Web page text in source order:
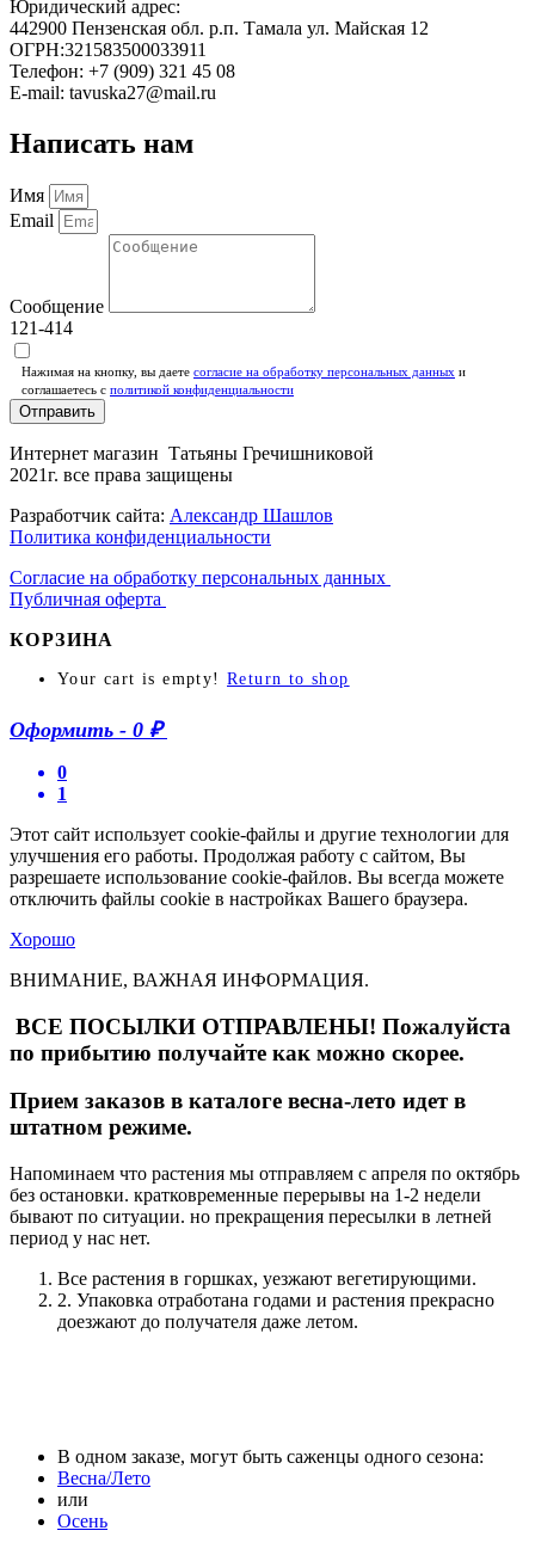
Юридический адрес:
442900 Пензенская обл. р.п. Тамала ул. Майская 12
ОГРН:321583500033911
Телефон: +7 (909) 321 45 08
E-mail: tavuska27@mail.ru
Написать нам
Имя
Email
Сообщение
121-414
Нажимая на кнопку, вы даете согласие на обработку персональных данных и
соглашаетесь c политикой конфиденциальности
Отправить
Интернет магазин Татьяны Гречишниковой
2021г. все права защищены
Разработчик сайта: Александр Шашлов
Политика конфиденциальности
Согласие на обработку персональных данных
Публичная оферта
КОРЗИНА
Your cart is empty! Return to shop
Оформить - 0 ₽
0
1
Этот сайт использует cookie-файлы и другие технологии для
улучшения его работы. Продолжая работу с сайтом, Вы
разрешаете использование cookie-файлов. Вы всегда можете
отключить файлы cookie в настройках Вашего браузера.
Хорошо
ВНИМАНИЕ, ВАЖНАЯ ИНФОРМАЦИЯ.
ВСЕ ПОСЫЛКИ ОТПРАВЛЕНЫ! Пожалуйста
по прибытию получайте как можно скорее.
Прием заказов в каталоге весна-лето идет в
штатном режиме.
Напоминаем что растения мы отправляем с апреля по октябрь
без остановки. кратковременные перерывы на 1-2 недели
бывают по ситуации. но прекращения пересылки в летней
период у нас нет.
Все растения в горшках, уезжают вегетирующими.
2. Упаковка отработана годами и растения прекрасно
доезжают до получателя даже летом.
В одном заказе, могут быть саженцы одного сезона:
Весна/Лето
или
Осень